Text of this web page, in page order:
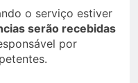
o serviço estiver
serão recebidas
por